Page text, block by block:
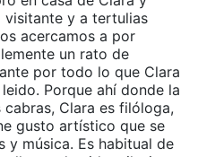
visitante y a tertulias
acercamos a por
un rato de
por todo lo que Clara
Porque ahí donde la
Clara es filóloga,
gusto artístico que se
y música. Es habitual de